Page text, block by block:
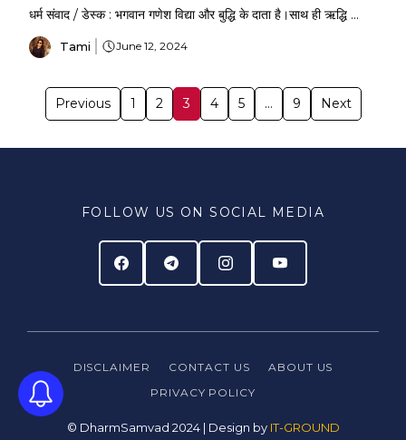
धर्म संवाद / डेस्क : भगवान गणेश विद्या और बुद्धि के दाता है।साथ ही ऋद्धि ...
Tami June 12, 2024
Previous 1 2 3 4 5 … 9 Next
FOLLOW US ON SOCIAL MEDIA
DISCLAIMER CONTACT US
ABOUT US
PRIVACY POLICY
© DharmSamvad 2024 | Design byIT-GROUND